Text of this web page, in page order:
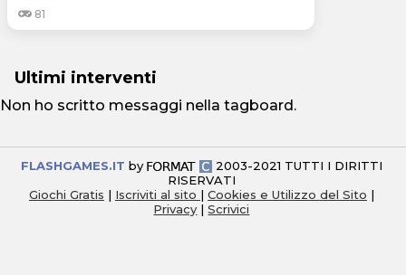
81
Ultimi interventi
Non ho scritto messaggi nella tagboard.
FLASHGAMES.IT by
2003-2021 TUTTI I DIRITTI
RISERVATI
Giochi Gratis | Iscriviti al sito | Cookies e Utilizzo del Sito |
Privacy |Scrivici